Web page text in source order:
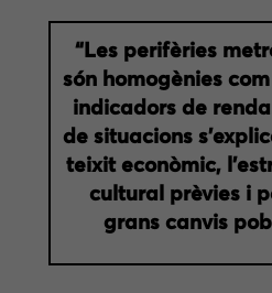
“Les perifèries
són homogènies
indicadors de
de situacions
teixit econòmic,
cultural prèvies i
grans canvis